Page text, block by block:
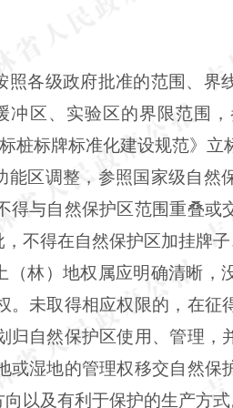
各级政府批准的范围、界
区、实验区的界限范围
桩标牌标准化建设规范》立
区调整，参照国家级自然
与自然保护区范围重叠或
不得在自然保护区加挂牌
林）地权属应明确清晰，
未取得相应权限的，在征
自然保护区使用、管理，
湿地的管理权移交自然保
以及有利于保护的生产方